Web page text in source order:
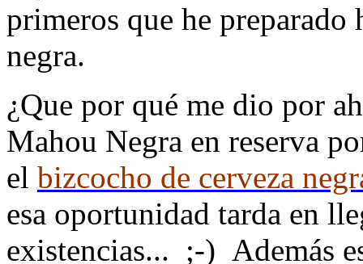
primeros que he preparado
negra.
¿Que por qué me dio por
Mahou Negra en reserva
el bizcocho de cerveza
esa oportunidad tarda en
existencias... ;-) Además